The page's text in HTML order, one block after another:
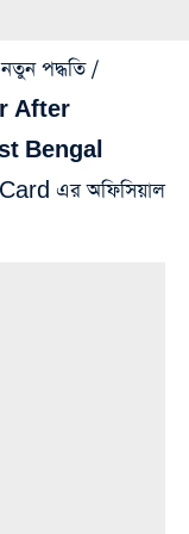
নতুন পদ্ধতি /
After
Bengal
এর অফিসিয়াল